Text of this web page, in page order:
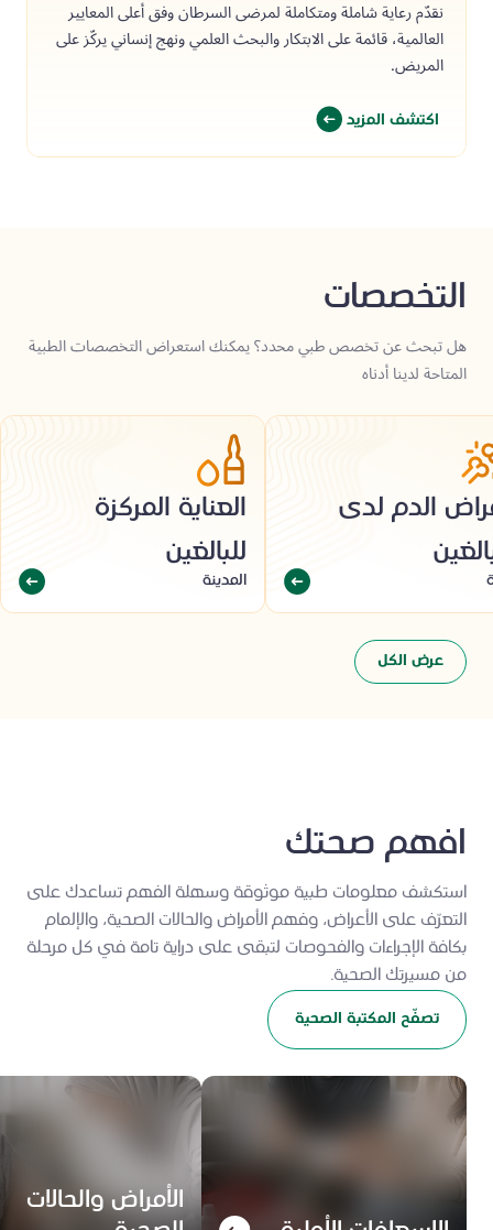
نقدّم رعاية شاملة ومتكاملة لمرضى السرطان وفق أعلى المعايير
العالمية، قائمة على الابتكار والبحث العلمي ونهج إنساني يركّز على
المريض.
اكتشف المزيد
التخصصات
هل تبحث عن تخصص طبي محدد؟ يمكنك استعراض التخصصات الطبية
المتاحة لدينا أدناه
عرض الكل
الدم لدى
العناية المركزة
للبالغين
المدينة
افهم صحتك
استكشف معلومات طبية موثوقة وسهلة الفهم تساعدك على
التعرّف على الأعراض، وفهم الأمراض والحالات الصحية، والإلمام
بكافة الإجراءات والفحوصات لتبقى على دراية تامة في كل مرحلة
من مسيرتك الصحية.
تصفّح المكتبة الصحية
الأمراض والحالات